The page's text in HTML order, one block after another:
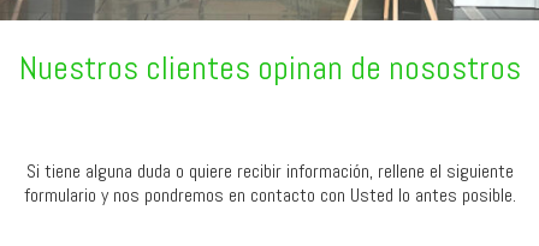
Nuestros clientes opinan de nosostros
Si tiene alguna duda o quiere recibir información, rellene el siguiente
formulario y nos pondremos en contacto con Usted lo antes posible.